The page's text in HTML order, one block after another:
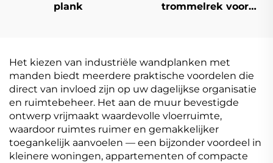
plank
trommelrek voor
Het kiezen van industriële wandplanken met
manden biedt meerdere praktische voordelen die
direct van invloed zijn op uw dagelijkse organisatie
en ruimtebeheer. Het aan de muur bevestigde
ontwerp vrijmaakt waardevolle vloerruimte,
waardoor ruimtes ruimer en gemakkelijker
toegankelijk aanvoelen — een bijzonder voordeel in
kleinere woningen, appartementen of compacte